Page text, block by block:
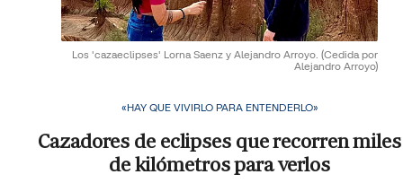
Los 'cazaeclipses' Lorna Saenz y Alejandro Arroyo. (Cedida por
Alejandro Arroyo)
«HAY QUE VIVIRLO PARA ENTENDERLO»
Cazadores de eclipses que recorren miles
de kilómetros para verlos